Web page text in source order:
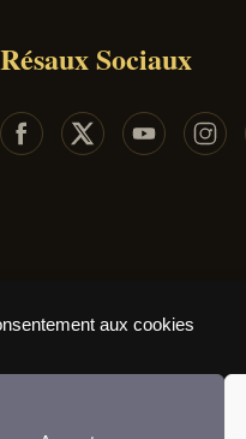
aux cookies
Résaux Sociaux